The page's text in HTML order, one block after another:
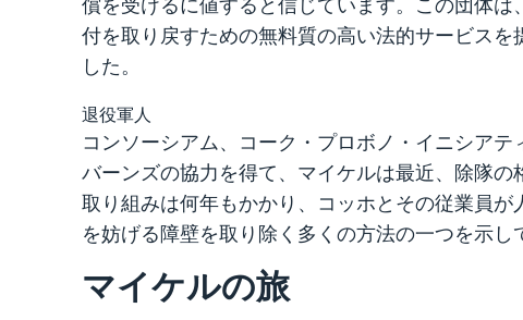
付を取り戻すための無料質の高い法的サービス
した。
退役軍人
コンソーシアム、コーク・プロボノ・イニシア
バーンズの協力を得て、マイケルは最近、除隊
取り組みは何年もかかり、コッホとその従業員
を妨げる障壁を取り除く多くの方法の一つを示し
マイケルの旅